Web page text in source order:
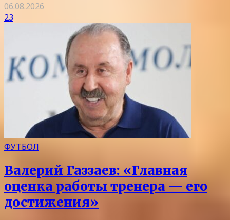
06.08.2026
23
ФУТБОЛ
Валерий Газзаев: «Главная
оценка работы тренера — его
достижения»